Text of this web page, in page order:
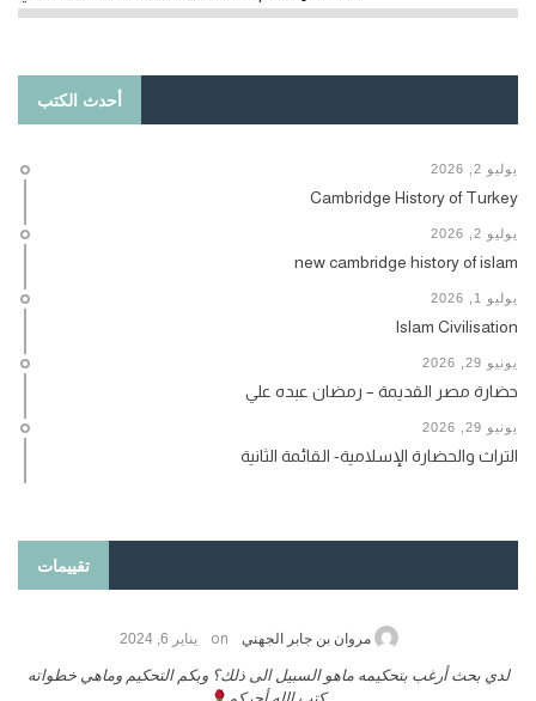
أحدث الكتب
يوليو 2, 2026
Cambridge History of Turkey
يوليو 2, 2026
new cambridge history of islam
يوليو 1, 2026
Islam Civilisation
يونيو 29, 2026
حضارة مصر القديمة – رمضان عبده علي
يونيو 29, 2026
التراث والحضارة الإسلامية- القائمة الثانية
تقييمات
حامد الزريقي on يناير 25, 2026
السلام عليكم ورحمة الله وبركاتة أرغب بنشر كتابي معكم